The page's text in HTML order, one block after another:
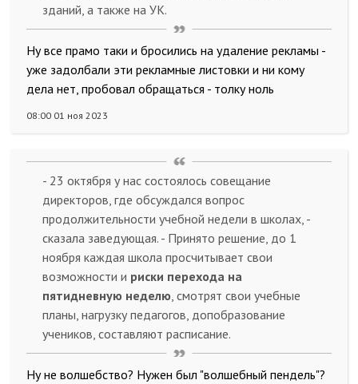
зданий, а также на УК.
Ну все прамо таки и бросились на удаление рекламы -
уже задолбали эти рекламные листовки и ни кому
дела нет, пробовал обращаться - толку ноль
08:00 01 ноя 2023
- 23 октября у нас состоялось совещание
директоров, где обсуждался вопрос
продолжительности учебной недели в школах, -
сказала заведующая. - Принято решение, до 1
ноября каждая школа просчитывает свои
возможности и риски перехода на
пятидневную неделю, смотрят свои учебные
планы, нагрузку педагогов, допобразование
учеников, составляют расписание.
Ну не волшебство? Нужен был "волшебный пендель"?